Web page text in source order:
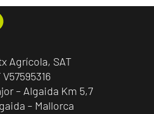
Agrícola, SAT
– Algaida Km 5,7
– Mallorca